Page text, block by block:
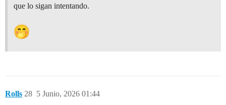
que lo sigan intentando.
Rolls 5 Junio, 2026 01:44
28